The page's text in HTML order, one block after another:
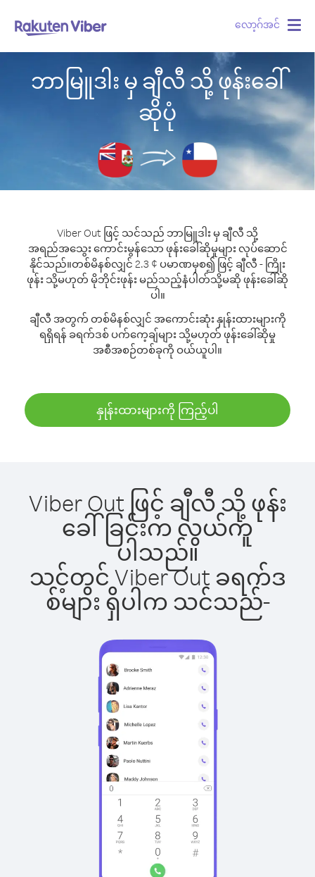
လော့ဂ်အင်
ဘာမြူဒါး မှ ချီလီ သို့ ဖုန်းခေါ်
ဆိုပုံ
Viber Out ဖြင့် သင်သည် ဘာမြူဒါး မှ ချီလီ သို့
အရည်အသွေး ကောင်းမွန်သော ဖုန်းခေါ်ဆိုမှုများ လုပ်ဆောင်
နိုင်သည်။တစ်မိနစ်လျှင် 2.3 ¢ ပမာဏမှစ၍ ဖြင့် ချီလီ - ကြိုး
ဖုန်း သို့မဟုတ် မိုဘိုင်းဖုန်း မည်သည့်နံပါတ်သို့မဆို ဖုန်းခေါ်ဆို
ပါ။
ချီလီ အတွက် တစ်မိနစ်လျှင် အကောင်းဆုံး နှုန်းထားများကို
ရရှိရန် ခရက်ဒစ် ပက်ကေ့ချ်များ သို့မဟုတ် ဖုန်းခေါ်ဆိုမှု
အစီအစဉ်တစ်ခုကို ဝယ်ယူပါ။
နှုန်းထားများကို ကြည့်ပါ
Viber Out ဖြင့် ချီလီ သို့ ဖုန်း
ခေါ်ခြင်းက လွယ်ကူ
ပါသည်။
သင့်တွင် Viber Out ခရက်ဒ
စ်များ ရှိပါက သင်သည်-